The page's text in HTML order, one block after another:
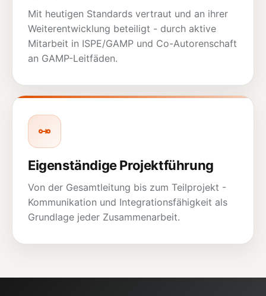
Mit heutigen Standards vertraut und an ihrer
Weiterentwicklung beteiligt - durch aktive
Mitarbeit in ISPE/GAMP und Co-Autorenschaft
an GAMP-Leitfäden.
Eigenständige Projektführung
Von der Gesamtleitung bis zum Teilprojekt -
Kommunikation und Integrationsfähigkeit als
Grundlage jeder Zusammenarbeit.